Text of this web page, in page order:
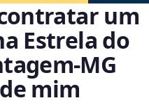
um
Estrela do
mim